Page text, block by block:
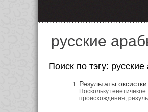
русские
Поиск по тэгу:
Результаты
Поскольку
происхождения,